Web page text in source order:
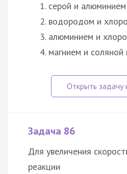
серой и алюминием
водородом и
алюминием и
магнием и соляной
Задача 86
Для увеличения
реакции